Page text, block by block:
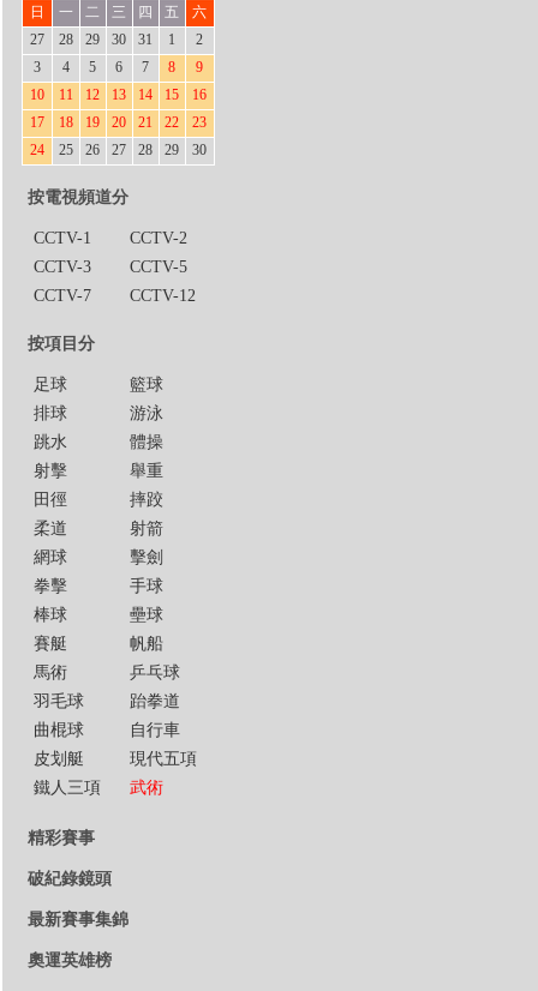
日
一 二 三 四 五
六
27
28 29 30 31 1
2
3
4 5 6 7 8
9
10
11 12 13 14 15
16
17
18 19 20 21 22
23
24
25 26 27 28 29 30
按電視頻道分
CCTV-1
CCTV-2
CCTV-3
CCTV-5
CCTV-7
CCTV-12
按項目分
足球
籃球
排球
游泳
跳水
體操
射擊
舉重
田徑
摔跤
柔道
射箭
網球
擊劍
拳擊
手球
棒球
壘球
賽艇
帆船
馬術
乒乓球
羽毛球
跆拳道
曲棍球
自行車
皮划艇
現代五項
鐵人三項
武術
精彩賽事
破紀錄鏡頭
最新賽事集錦
奧運英雄榜